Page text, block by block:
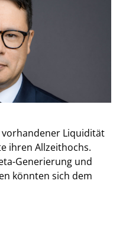
vorhandener Liquidität
ihren Allzeithochs.
Generierung und
könnten sich dem